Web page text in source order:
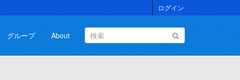
ログイン
グループ About